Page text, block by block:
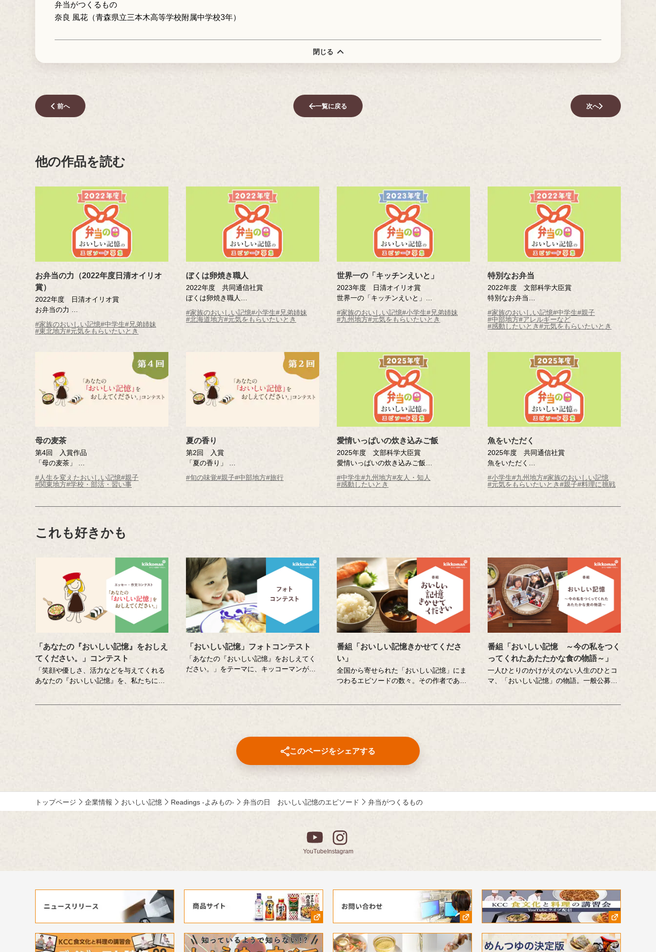
弁当がつくるもの
奈良 風花（青森県立三本木高等学校附属中学校3年）
閉じる
前へ 一覧に戻る 次へ
他の作品を読む
お弁当の力（2022年度日清オイリオ
賞）
2022年度 日清オイリオ賞
お弁当の力
元木 月 （村山市立葉山中学校3年）
#家族のおいしい記憶#中学生#兄弟姉妹
#東北地方#元気をもらいたいとき
ぼくは卵焼き職人
2022年度 共同通信社賞
ぼくは卵焼き職人
藤井 雄大 （札幌市立平岸高台小学校4
年）
#家族のおいしい記憶#小学生#兄弟姉妹
#北海道地方#元気をもらいたいとき
世界一の「キッチンえいと」
2023年度 日清オイリオ賞
世界一の「キッチンえいと」
佐藤 瑛都 （福津市立福間南小学校4
年）
#家族のおいしい記憶#小学生#兄弟姉妹
#九州地方#元気をもらいたいとき
特別なお弁当
2022年度 文部科学大臣賞
特別なお弁当
矢坂 晟太郎 （三条市立第四中学校2
年）
#家族のおいしい記憶#中学生#親子
#中部地方#アレルギーなど
#感動したいとき#元気をもらいたいとき
母の麦茶
第4回 入賞作品
「母の麦茶」
井上 秀子さん（東京都・45歳）
※年齢は応募時
#人生を変えたおいしい記憶#親子
#関東地方#学校・部活・習い事
夏の香り
第2回 入賞
「夏の香り」
曽田 喜人さん（愛知県）
※年齢は応募時
#旬の味覚#親子#中部地方#旅行
愛情いっぱいの炊き込みご飯
2025年度 文部科学大臣賞
愛情いっぱいの炊き込みご飯
吉田 かりん結愛（大分県 別府市立別府西
中学校1年 ）
#中学生#九州地方#友人・知人
#感動したいとき
魚をいただく
2025年度 共同通信社賞
魚をいただく
赤瀬川 想太（鹿児島県 鹿児島市立伊敷台
小学校5年 ）
#小学生#九州地方#家族のおいしい記憶
#元気をもらいたいとき#親子#料理に挑戦
これも好きかも
「あなたの『おいしい記憶』をおしえ
てください。」コンテスト
「笑顔や優しさ、活力などを与えてくれる
あなたの『おいしい記憶』を、私たちにお
「おいしい記憶」フォトコンテスト
「あなたの『おいしい記憶』をおしえてく
ださい。」をテーマに、キッコーマンがこ
番組「おいしい記憶きかせてくださ
い」
全国から寄せられた「おいしい記憶」にま
つわるエピソードの数々。その作者である
MC ：藤井隆 進行：吉竹史 ナレータ
番組「おいしい記憶 ～今の私をつく
ってくれたあたたかな食の物語～」
一人ひとりのかけがえのない人生のひとコ
マ、「おいしい記憶」の物語。一般公募の
尚之さんが、少しの工夫で料理がとてもお
このページをシェアする
トップページ 企業情報 おいしい記憶 Readings -よみもの- 弁当の日 おいしい記憶のエピソード 弁当がつくるもの
YouTubeInstagram